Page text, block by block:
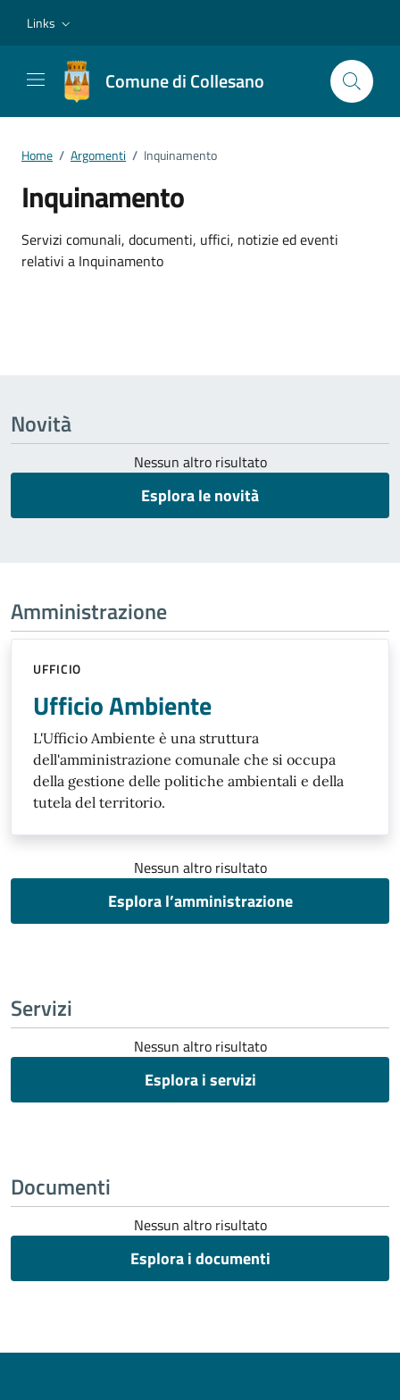
Links
Comune di Collesano
Home / Argomenti / Inquinamento
Inquinamento
Dettagli dell'argomento
Servizi comunali, documenti, uffici, notizie ed eventi
relativi a Inquinamento
Novità
Nessun altro risultato
Esplora le novità
Amministrazione
UFFICIO
Ufficio Ambiente
L'Ufficio Ambiente è una struttura
dell'amministrazione comunale che si occupa
della gestione delle politiche ambientali e della
tutela del territorio.
Nessun altro risultato
Esplora l’amministrazione
Servizi
Nessun altro risultato
Esplora i servizi
Documenti
Nessun altro risultato
Esplora i documenti